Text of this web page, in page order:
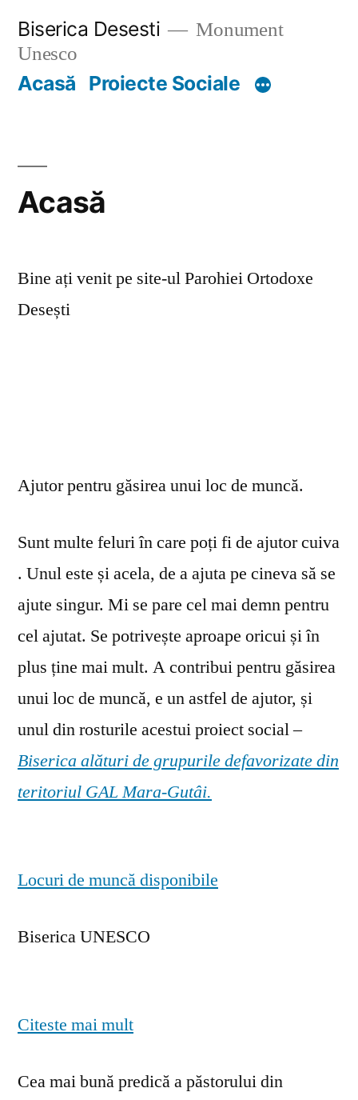
content
Biserica Desesti
Monument
Unesco
Acasă Proiecte Sociale
Acasă
Bine ați venit pe site-ul Parohiei Ortodoxe
Desești
Ajutor pentru găsirea unui loc de muncă.
Sunt multe feluri în care poți fi de ajutor cuiva
. Unul este și acela, de a ajuta pe cineva să se
ajute singur. Mi se pare cel mai demn pentru
cel ajutat. Se potrivește aproape oricui și în
plus ține mai mult. A contribui pentru găsirea
unui loc de muncă, e un astfel de ajutor, și
unul din rosturile acestui proiect social –
Biserica alături de grupurile defavorizate din
teritoriul GAL Mara-Gutâi.
Locuri de muncă disponibile
Biserica UNESCO
Citeste mai mult
Cea mai bună predică a păstorului din